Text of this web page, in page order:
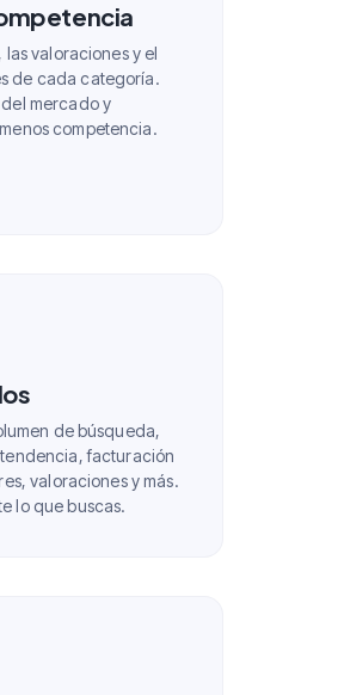
valoraciones y el
de cada categoría.
mercado y
competencia.
de búsqueda,
facturación
valoraciones y más.
lo que buscas.